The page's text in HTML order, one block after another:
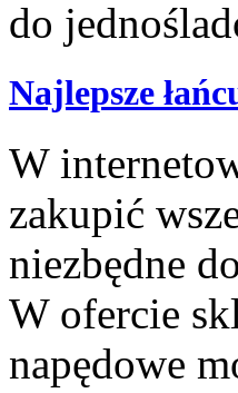
Najlepsze
W
zakupić
niezbędne
W ofercie
napędowe